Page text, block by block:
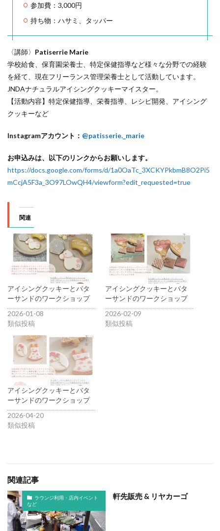
参加費：3,000円
持ち物：ハサミ、タッパー
〈講師〉 Patiserrie Marie
学校給食、保育園栄養士、特定保健指導など様々な分野での経験
を経て、現在フリーランス管理栄養士として活動しています。
JNDAナチュラルアイシングクッキーマイスター。
【活動内容】特定保健指導、栄養指導、レシピ開発、アイシング
クッキーなど
Instagramアカウント： @patisserie._marie
お申込みは、以下のリンクからお願いします。
https://docs.google.com/forms/d/1a0OaTc_3XCKYPkbmB8O2Pi5
mCcjA5F3a_3O97LOwQH4/viewform?edit_requested=true
関連
アイシングクッキーとバタ
ーサンドのワークショップ
2026-01-08
類似投稿
アイシングクッキーとバタ
ーサンドのワークショップ
2026-02-09
類似投稿
アイシングクッキーとバタ
ーサンドのワークショップ
2026-04-20
類似投稿
関連記事
ラウンジ利用・店内イベント
など
軒先販売 & リヤカーゴ